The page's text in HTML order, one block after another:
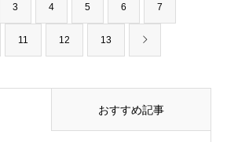
3 4 5 6 7
11 12 13
おすすめ記事